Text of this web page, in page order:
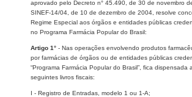
aprovado pelo Decreto n° 45.490, de 30 de novembro
SINEF-14/04, de 10 de dezembro de 2004, resolve
Regime Especial aos órgãos e entidades públicas
no Programa Farmácia Popular do Brasil:
Artigo 1° - Nas operações envolvendo produtos
por farmácias de órgãos ou de entidades públicas
“Programa Farmácia Popular do Brasil”, fica dispensada
seguintes livros fiscais:
I - Registro de Entradas, modelo 1 ou 1-A;